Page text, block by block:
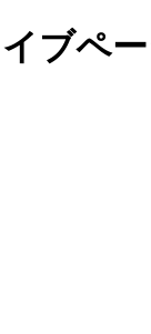
ブペ